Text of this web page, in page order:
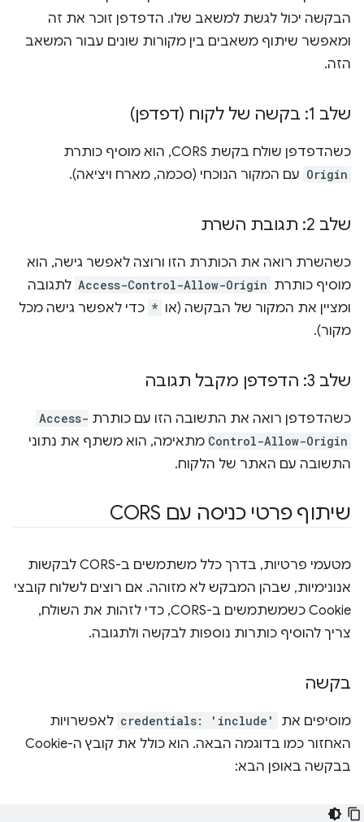
הבקשה יכול לגשת למשאב שלו. הדפדפן זוכר את זה
ומאפשר שיתוף משאבים בין מקורות שונים עבור המשאב
הזה.
שלב 1: בקשה של לקוח (דפדפן)
כשהדפדפן שולח בקשת CORS, הוא מוסיף כותרת
Origin עם המקור הנוכחי (סכמה, מארח ויציאה).
שלב 2: תגובת השרת
כשהשרת רואה את הכותרת הזו ורוצה לאפשר גישה, הוא
מוסיף כותרת Access-Control-Allow-Origin לתגובה
ומציין את המקור של הבקשה (או * כדי לאפשר גישה מכל
מקור).
שלב 3: הדפדפן מקבל תגובה
כשהדפדפן רואה את התשובה הזו עם כותרת Access-
Control-Allow-Origin מתאימה, הוא משתף את נתוני
התשובה עם האתר של הלקוח.
שיתוף פרטי כניסה עם CORS
מטעמי פרטיות, בדרך כלל משתמשים ב-CORS לבקשות
אנונימיות, שבהן המבקש לא מזוהה. אם רוצים לשלוח קובצי
Cookie כשמשתמשים ב-CORS, כדי לזהות את השולח,
צריך להוסיף כותרות נוספות לבקשה ולתגובה.
בקשה
מוסיפים את credentials: 'include' לאפשרויות
האחזור כמו בדוגמה הבאה. הוא כולל את קובץ ה-Cookie
בבקשה באופן הבא: